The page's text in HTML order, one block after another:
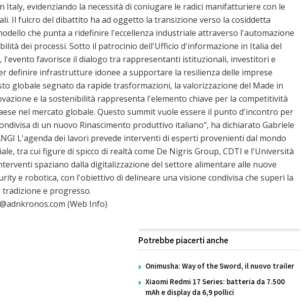
Italy, evidenziando la necessità di coniugare le radici manifatturiere con le
Il fulcro del dibattito ha ad oggetto la transizione verso la cosiddetta
che punta a ridefinire l'eccellenza industriale attraverso l'automazione
dei processi. Sotto il patrocinio dell'Ufficio d'informazione in Italia del
l'evento favorisce il dialogo tra rappresentanti istituzionali, investitori e
definire infrastrutture idonee a supportare la resilienza delle imprese
globale segnato da rapide trasformazioni, la valorizzazione del Made in
e la sostenibilità rappresenta l'elemento chiave per la competitività
nel mercato globale. Questo summit vuole essere il punto d'incontro per
di un nuovo Rinascimento produttivo italiano", ha dichiarato Gabriele
L'agenda dei lavori prevede interventi di esperti provenienti dal mondo
tra cui figure di spicco di realtà come De Nigris Group, CDTI e l'Università
spaziano dalla digitalizzazione del settore alimentare alle nuove
e robotica, con l'obiettivo di delineare una visione condivisa che superi la
e progresso.
(Web Info)
Potrebbe piacerti anche
Onimusha: Way of the Sword, il nuovo trailer
Xiaomi Redmi 17 Series: batteria da 7.500
mAh e display da 6,9 pollici